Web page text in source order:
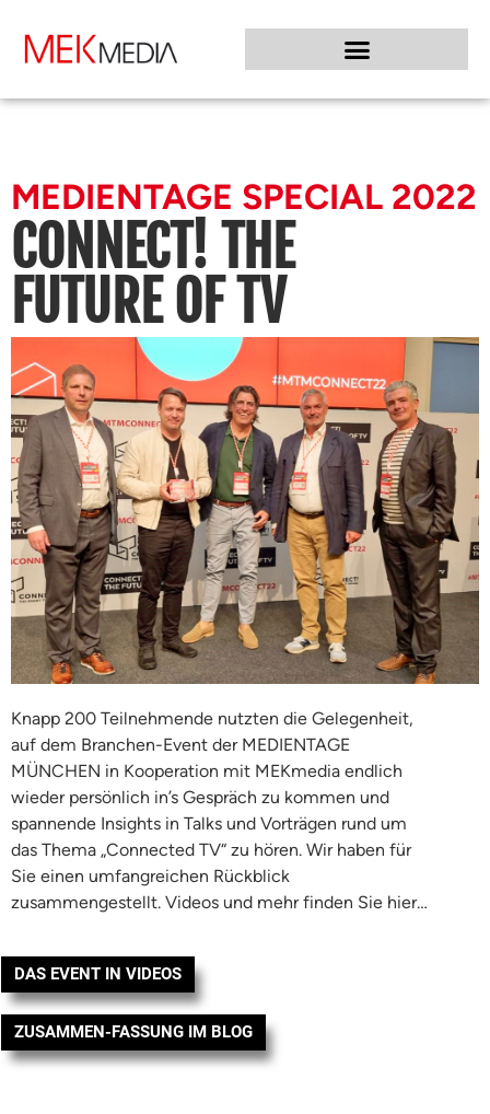
MEDIENTAGE SPECIAL 2022
CONNECT! THE
FUTURE OF TV
Knapp 200 Teilnehmende nutzten die Gelegenheit,
auf dem Branchen-Event der MEDIENTAGE
MÜNCHEN in Kooperation mit MEKmedia endlich
wieder persönlich in’s Gespräch zu kommen und
spannende Insights in Talks und Vorträgen rund um
das Thema „Connected TV“ zu hören. Wir haben für
Sie einen umfangreichen Rückblick
zusammengestellt. Videos und mehr finden Sie hier…
DAS EVENT IN VIDEOS
ZUSAMMEN-FASSUNG IM BLOG